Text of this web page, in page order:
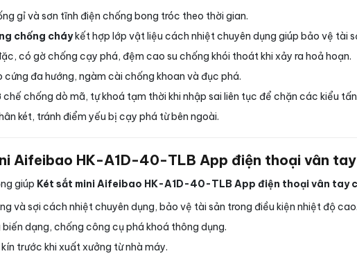
gỉ và sơn tĩnh điện chống bong tróc theo thời gian.
chống cháykết hợp lớp vật liệu cách nhiệt chuyên dụng giúp bảo vệ tài
có gờ chống cạy phá, đệm cao su chống khói thoát khi xảy ra hoả hoạn.
cứng đa hướng, ngàm cài chống khoan và đục phá.
chống dò mã, tự khoá tạm thời khi nhập sai liên tục để chặn các kiểu
két, tránh điểm yếu bị cạy phá từ bên ngoài.
Aifeibao HK-A1D-40-TLB App điện thoại vân
giúp Két sắt mini Aifeibao HK-A1D-40-TLB App điện thoại vân tay
và sợi cách nhiệt chuyên dụng, bảo vệ tài sản trong điều kiện nhiệt độ cao.
dạng, chống công cụ phá khoá thông dụng.
trước khi xuất xưởng từ nhà máy.